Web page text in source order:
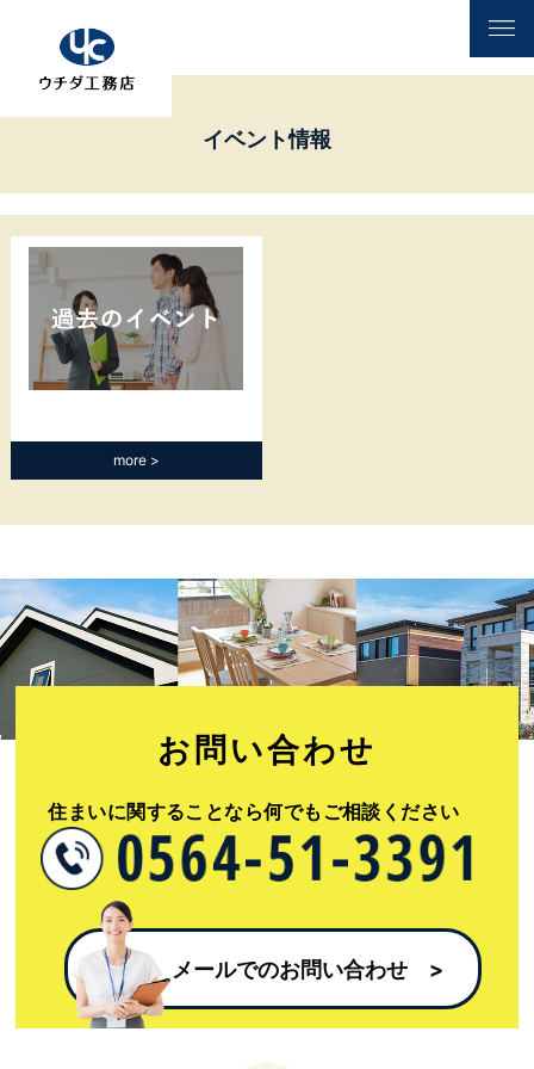
イベント情報
more
お問い合わせ​
住まいに関することなら何でもご相談ください​
メールでのお問い合わせ​ >